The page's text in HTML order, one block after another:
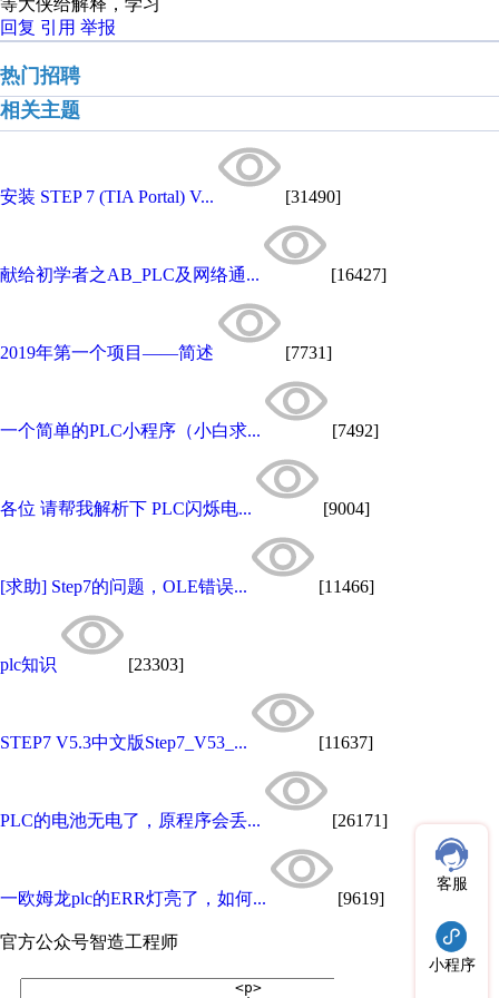
等大侠给解释，学习
回复 引用 举报
热门招聘
相关主题
安装 STEP 7 (TIA Portal) V... [31490]
献给初学者之AB_PLC及网络通... [16427]
2019年第一个项目——简述 [7731]
一个简单的PLC小程序（小白求... [7492]
各位 请帮我解析下 PLC闪烁电... [9004]
[求助] Step7的问题，OLE错误... [11466]
plc知识 [23303]
STEP7 V5.3中文版Step7_V53_... [11637]
PLC的电池无电了，原程序会丢... [26171]
一欧姆龙plc的ERR灯亮了，如何... [9619]
官方公众号智造工程师
客服
小程序